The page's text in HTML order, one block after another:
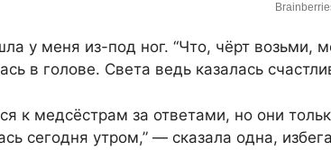
у меня из-под ног. “Что, чёрт возьми,
в голове. Света ведь казалась
к медсёстрам за ответами, но они
сегодня утром,” — сказала одна,